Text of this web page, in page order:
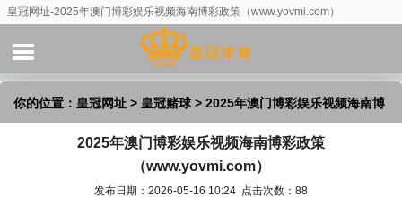
皇冠网址-2025年澳门博彩娱乐视频海南博彩政策（www.yovmi.com）
你的位置： 皇冠网址 > 皇冠赌球 > 2025年澳门博彩娱乐视频海南博
彩政策（www.yovmi.com）
2025年澳门博彩娱乐视频海南博彩政策
（www.yovmi.com）
发布日期：2026-05-16 10:24 点击次数：88